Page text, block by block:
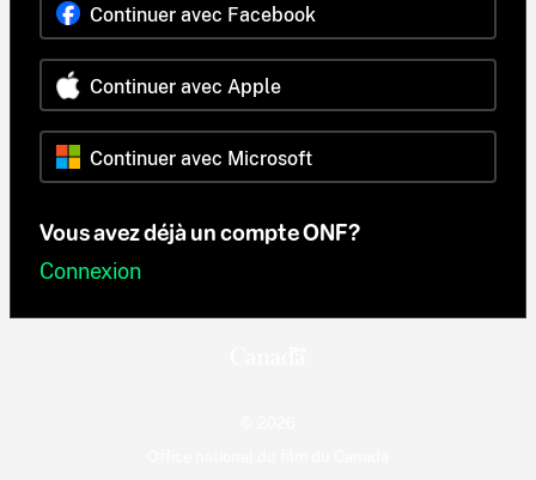
Continuer avec Facebook
Continuer avec Apple
Continuer avec Microsoft
Vous avez déjà un compte ONF?
Connexion